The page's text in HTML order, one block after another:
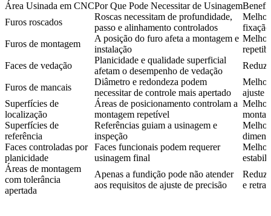
Área Usinada em CNCPor Que Pode Necessitar de Usinagem
Furos roscados
Roscas necessitam de profundidade,
passo e alinhamento controlados
fixação
Furos de montagem
A posição do furo afeta a montagem e
instalação
Faces de vedação
Planicidade e qualidade superficial
afetam o desempenho de vedação
Reduz
Furos de mancais
Diâmetro e redondeza podem
necessitar de controle mais apertado
ajuste
Superfícies de
localização
Áreas de posicionamento controlam a
montagem repetível
Superfícies de
referência
Referências guiam a usinagem e
inspeção
Faces controladas por
planicidade
Faces funcionais podem requerer
usinagem final
Áreas de montagem
com tolerância
apertada
Apenas a fundição pode não atender
aos requisitos de ajuste de precisão
Reduz
e